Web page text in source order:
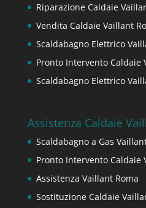
Riparazione Caldaie
Vendita Caldaie Vaillant
Scaldabagno Elettrico
Pronto Intervento Caldaie
Scaldabagno Elettrico
Assistenza Caldaie
Scaldabagno a Gas
Pronto Intervento Caldaie
Assistenza Vaillant Roma
Sostituzione Caldaie